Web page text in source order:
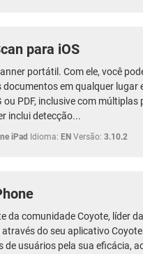
para iOS
portátil. Com ele, você
documentos em qualquer lugar
PDF, inclusive com múltiplas
inclui detecção...
iPad Idioma: EN Versão: 3.10.2
da comunidade Coyote, líder
do seu aplicativo Coyote
de usuários pela sua eficácia,